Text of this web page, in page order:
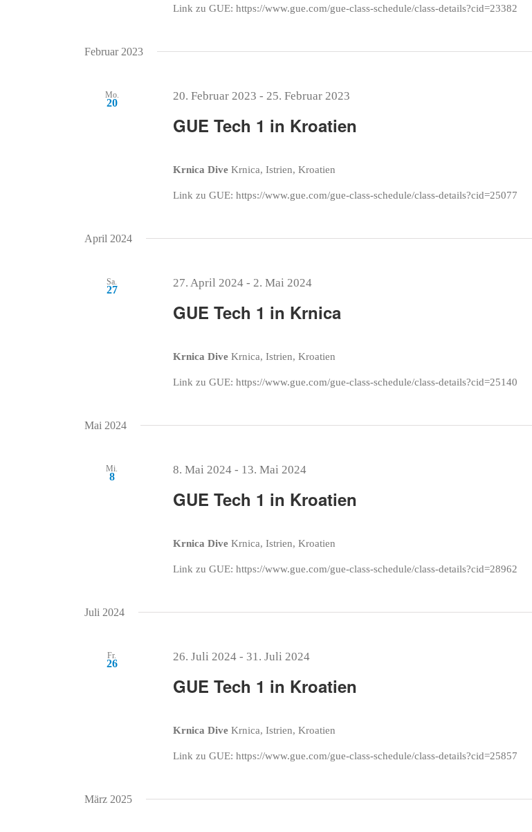
Link zu GUE: https://www.gue.com/gue-class-schedule/class-details?cid=23382
Februar 2023
Mo.
20
GUE Tech 1 in Kroatien
20. Februar 2023 - 25. Februar 2023
Krnica Dive Krnica, Istrien, Kroatien
Link zu GUE: https://www.gue.com/gue-class-schedule/class-details?cid=25077
April 2024
Sa.
27
GUE Tech 1 in Krnica
27. April 2024- 2. Mai 2024
Krnica Dive Krnica, Istrien, Kroatien
Link zu GUE: https://www.gue.com/gue-class-schedule/class-details?cid=25140
Mai 2024
Mi.
8
GUE Tech 1 in Kroatien
8. Mai 2024- 13. Mai 2024
Krnica Dive Krnica, Istrien, Kroatien
Link zu GUE: https://www.gue.com/gue-class-schedule/class-details?cid=28962
Juli 2024
Fr.
26
GUE Tech 1 in Kroatien
26. Juli 2024- 31. Juli 2024
Krnica Dive Krnica, Istrien, Kroatien
Link zu GUE: https://www.gue.com/gue-class-schedule/class-details?cid=25857
März 2025